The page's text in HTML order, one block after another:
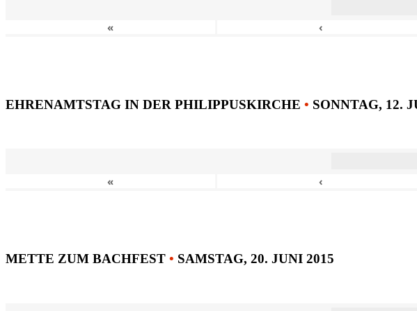
« ‹
EHRENAMTSTAG IN DER PHILIPPUSKIRCHE • SONNTAG, 12.
« ‹
METTE ZUM BACHFEST • SAMSTAG, 20. JUNI 2015